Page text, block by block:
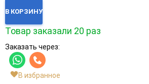
В КОРЗИНУ
Товар заказали 20 раз
Заказать через:
В избранное